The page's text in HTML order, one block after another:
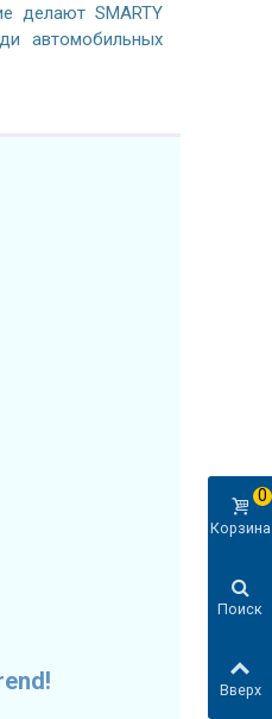
делают SMARTY
автомобильных
Корзина
0
Поиск
Вверх